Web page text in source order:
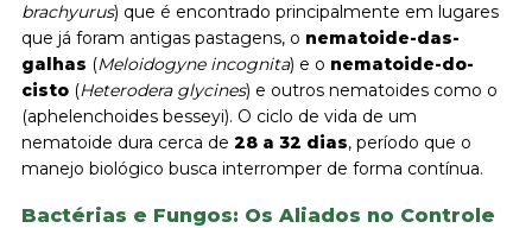
brachyurus) que é encontrado principalmente em lugares
que já foram antigas pastagens, o nematoide-das-
galhas (Meloidogyne incognita) e o nematoide-do-
cisto (Heterodera glycines) e outros nematoides como o
(aphelenchoides besseyi). O ciclo de vida de um
nematoide dura cerca de 28 a 32 dias, período que o
manejo biológico busca interromper de forma contínua.
Bactérias e Fungos: Os Aliados no Controle